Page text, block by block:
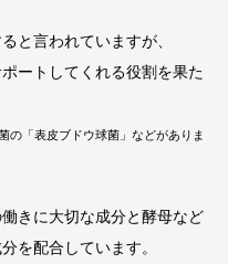
と言われていますが、
ートしてくれる役割を果た
の「表皮ブドウ球菌」などがありま
きに大切な成分と酵母など
を配合しています。